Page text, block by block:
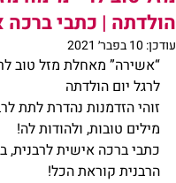
הולדתה | כתבי
עודכן: 10 בפבר׳ 2021
“אשירה” מאחלת מזל טוב
לרגל יום הולדתה
זוהי הזדמנות נהדרת לתת
מילים טובות, ולהודות לה!
כתבי ברכה אישית לרבנית,
הרבנית קוראת הכל!